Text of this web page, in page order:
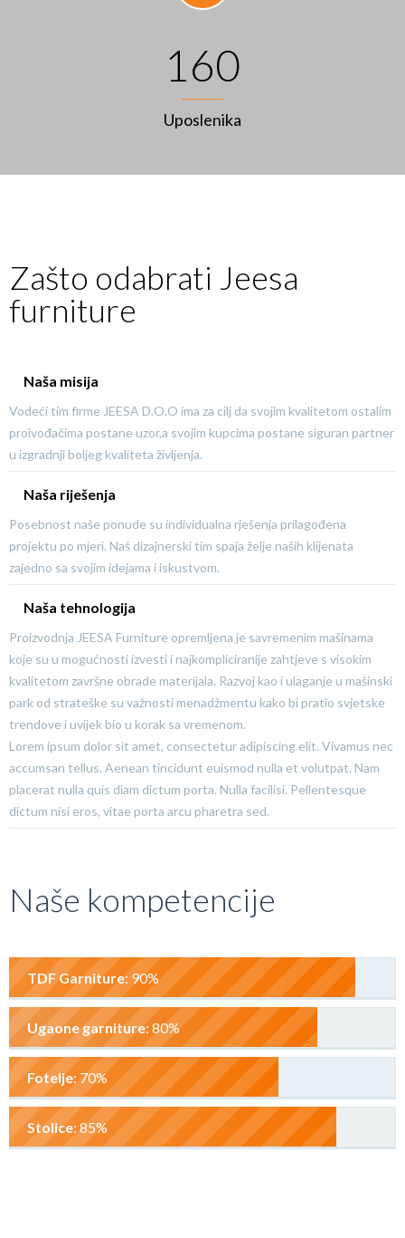
160
Uposlenika
Zašto odabrati Jeesa
furniture
Naša misija
Vodeći tim firme JEESA D.O.O ima za cilj da svojim kvalitetom ostalim
proivođačima postane uzor,a svojim kupcima postane siguran partner
u izgradnji boljeg kvaliteta življenja.
Naša riješenja
Posebnost naše ponude su individualna rješenja prilagođena
projektu po mjeri. Naš dizajnerski tim spaja želje naših klijenata
zajedno sa svojim idejama i iskustvom.
Naša tehnologija
Proizvodnja JEESA Furniture opremljena je savremenim mašinama
koje su u mogućnosti izvesti i najkompliciranije zahtjeve s visokim
kvalitetom završne obrade materijala. Razvoj kao i ulaganje u mašinski
park od strateške su važnosti menadžmentu kako bi pratio svjetske
trendove i uvijek bio u korak sa vremenom.
Lorem ipsum dolor sit amet, consectetur adipiscing elit. Vivamus nec
accumsan tellus. Aenean tincidunt euismod nulla et volutpat. Nam
placerat nulla quis diam dictum porta. Nulla facilisi. Pellentesque
dictum nisi eros, vitae porta arcu pharetra sed.
Naše kompetencije
TDF Garniture: 90%
Ugaone garniture: 80%
Fotelje: 70%
Stolice: 85%